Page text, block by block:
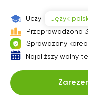
Uczy
Język
Przeprowadzono
Sprawdzony
Najbliższy wolny